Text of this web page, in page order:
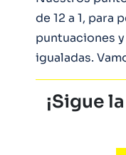
de 12 a 1, para
puntuaciones
igualadas.
¡Sigue